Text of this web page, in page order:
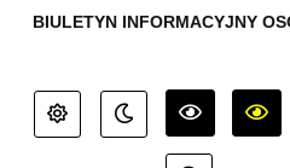
BIULETYN INFORMACYJNY